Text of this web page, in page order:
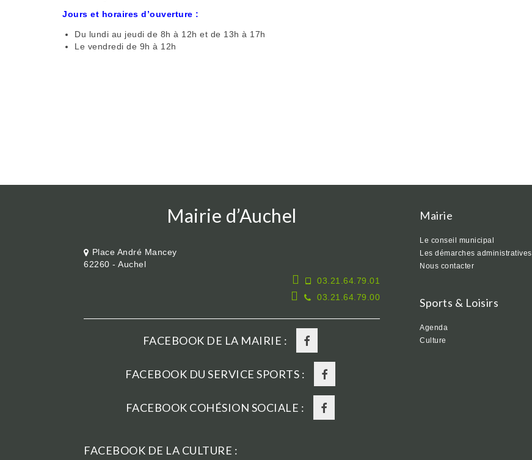
Jours et horaires d’ouverture :
Du lundi au jeudi de 8h à 12h et de 13h à 17h
Le vendredi de 9h à 12h
Mairie d’Auchel
Place André Mancey
62260 - Auchel
03.21.64.79.01
03.21.64.79.00
FACEBOOK DE LA MAIRIE :
FACEBOOK DU SERVICE SPORTS :
FACEBOOK COHÉSION SOCIALE :
FACEBOOK DE LA CULTURE :
Mairie
Le conseil municipal
Les démarches administratives
Nous contacter
Sports & Loisirs
Agenda
Culture